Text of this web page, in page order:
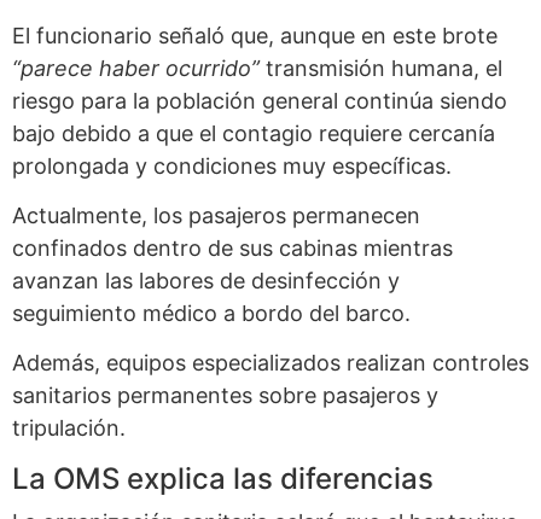
El funcionario señaló que, aunque en este brote
“parece haber ocurrido”transmisión humana, el
riesgo para la población general continúa siendo
bajo debido a que el contagio requiere cercanía
prolongada y condiciones muy específicas.
Actualmente, los pasajeros permanecen
confinados dentro de sus cabinas mientras
avanzan las labores de desinfección y
seguimiento médico a bordo del barco.
Además, equipos especializados realizan controles
sanitarios permanentes sobre pasajeros y
tripulación.
La OMS explica las diferencias